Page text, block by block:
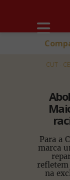
CUT -
Para a
marca
refletem
na